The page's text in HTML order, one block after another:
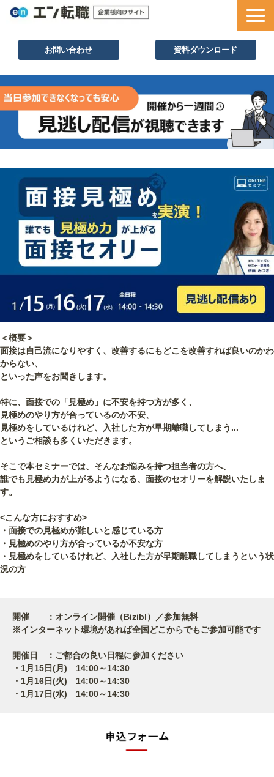
お問い合わせ 資料ダウンロード
採用ノウハウ
採用事例
お役立ち資料
＜概要＞
面接は自己流になりやすく、改善するにもどこを改善すれば良いのかわ
からない、
といった声をお聞きします。
特に、面接での「見極め」に不安を持つ方が多く、
見極めのやり方が合っているのか不安、
見極めをしているけれど、入社した方が早期離職してしまう...
というご相談も多くいただきます。
そこで本セミナーでは、そんなお悩みを持つ担当者の方へ、
誰でも見極め力が上がるようになる、面接のセオリーを解説いたしま
す。
<こんな方におすすめ>
・面接での見極めが難しいと感じている方
・見極めのやり方が合っているか不安な方
・見極めをしているけれど、入社した方が早期離職してしまうという状
況の方
開催 ：オンライン開催（Bizibl）／参加無料
※インターネット環境があれば全国どこからでもご参加可能です
開催日 ：ご都合の良い日程に参加ください
・1月15日(月) 14:00～14:30
・1月16日(火) 14:00～14:30
・1月17日(水) 14:00～14:30